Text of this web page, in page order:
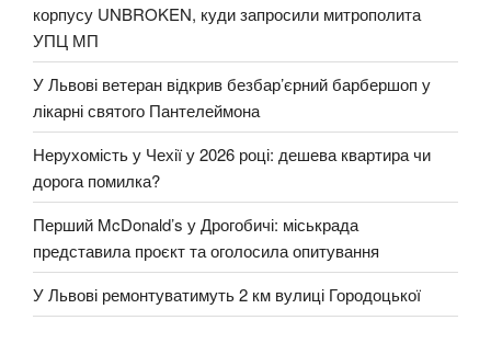
корпусу UNBROKEN, куди запросили митрополита
УПЦ МП
У Львові ветеран відкрив безбар’єрний барбершоп у
лікарні святого Пантелеймона
Нерухомість у Чехії у 2026 році: дешева квартира чи
дорога помилка?
Перший McDonald’s у Дрогобичі: міськрада
представила проєкт та оголосила опитування
У Львові ремонтуватимуть 2 км вулиці Городоцької